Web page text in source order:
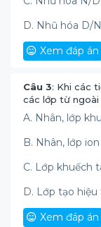
D. Nhũ hóa D/N
Xem đáp án
Câu 3: Khi các
các lớp từ ngoài
A. Nhân, lớp
B. Nhân, lớp
C. Lớp khuếch
D. Lớp tạo
Xem đáp án